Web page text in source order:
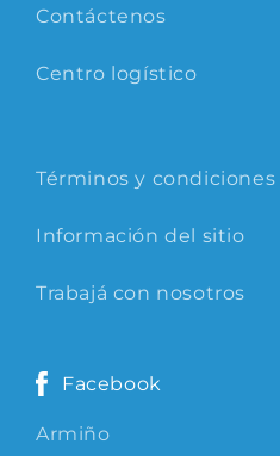
Contáctenos
Centro logístico
Términos y condiciones
Información del sitio
Trabajá con nosotros
Facebook
Armiño